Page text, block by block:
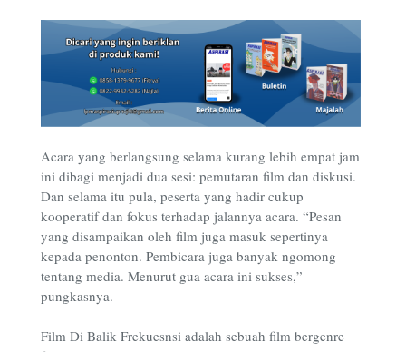
Acara yang berlangsung selama kurang lebih empat jam
ini dibagi menjadi dua sesi: pemutaran film dan diskusi.
Dan selama itu pula, peserta yang hadir cukup
kooperatif dan fokus terhadap jalannya acara. “Pesan
yang disampaikan oleh film juga masuk sepertinya
kepada penonton. Pembicara juga banyak ngomong
tentang media. Menurut gua acara ini sukses,”
pungkasnya.
Film Di Balik Frekuesnsi adalah sebuah film bergenre